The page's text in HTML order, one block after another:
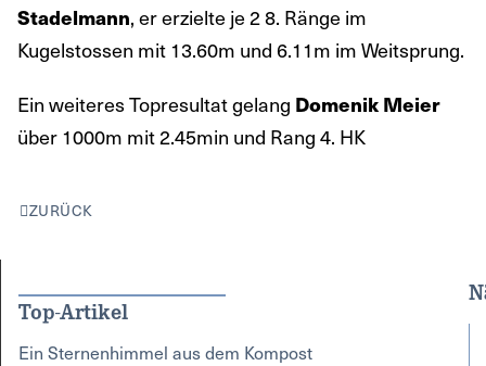
Stadelmann, er erzielte je 2 8. Ränge im
Kugelstossen mit 13.60m und 6.11m im Weitsprung.
Ein weiteres Topresultat gelang Domenik Meier
über 1000m mit 2.45min und Rang 4. HK
ZURÜCK
Top-Artikel
Ein Sternenhimmel aus dem Kompost